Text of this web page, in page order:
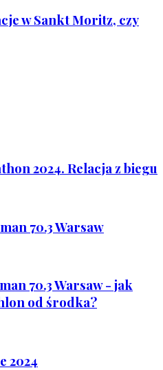
w Sankt Moritz, czy
2024. Relacja z biegu
70.3 Warsaw
70.3 Warsaw - jak
od środka?
2024